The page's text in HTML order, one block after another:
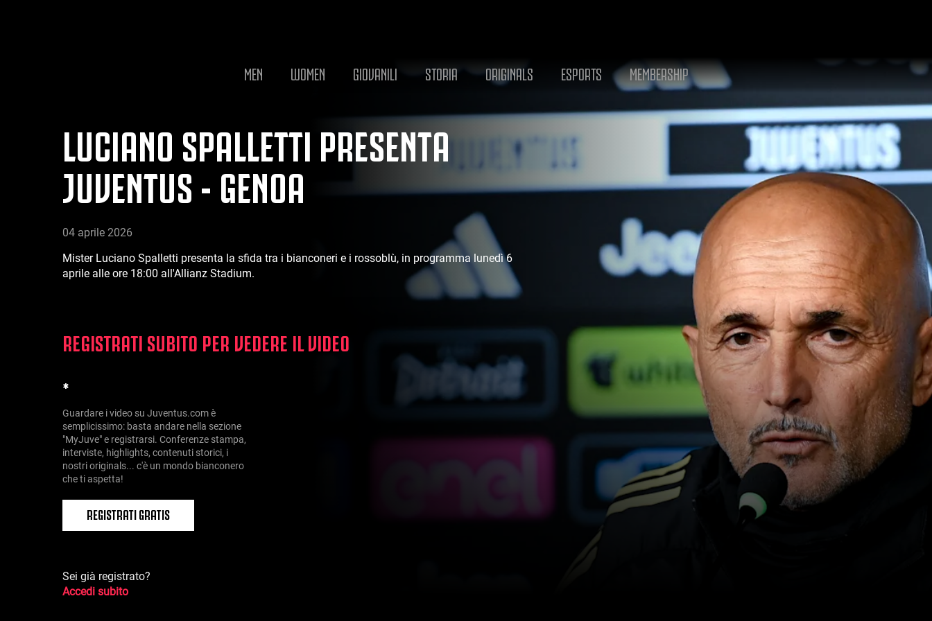
MEN WOMEN GIOVANILI STORIA ORIGINALS ESPORTS MEMBERSHIP
LUCIANO SPALLETTI PRESENTA
JUVENTUS - GENOA
04 aprile 2026
Mister Luciano Spalletti presenta la sfida tra i bianconeri e i rossoblù, in programma lunedì 6
aprile alle ore 18:00 all'Allianz Stadium.
REGISTRATI SUBITO PER VEDERE IL VIDEO
*
Guardare i video su Juventus.com è
semplicissimo: basta andare nella sezione
"MyJuve" e registrarsi. Conferenze stampa,
interviste, highlights, contenuti storici, i
nostri originals... c'è un mondo bianconero
che ti aspetta!
REGISTRATI GRATIS
Sei già registrato?
Accedi subito